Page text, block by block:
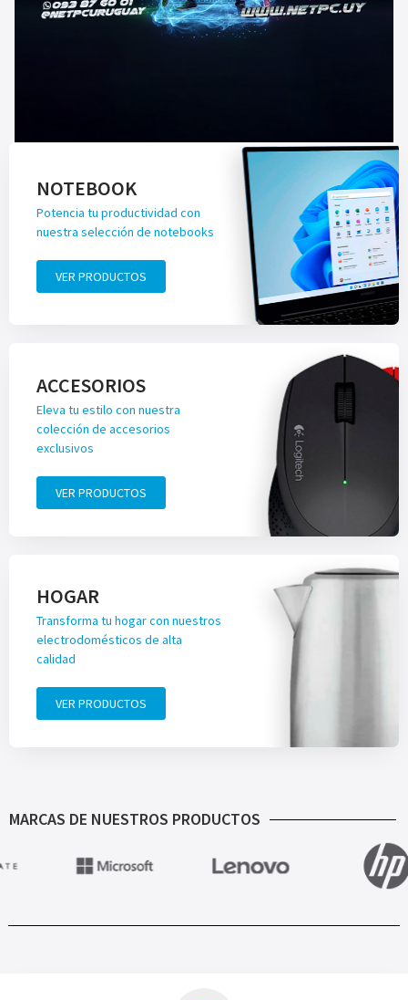
NOTEBOOK
Potencia tu productividad con
nuestra selección de notebooks
VER PRODUCTOS
ACCESORIOS
Eleva tu estilo con nuestra
colección de accesorios
exclusivos
VER PRODUCTOS
HOGAR
Transforma tu hogar con nuestros
electrodomésticos de alta
calidad
VER PRODUCTOS
MARCAS DE NUESTROS PRODUCTOS